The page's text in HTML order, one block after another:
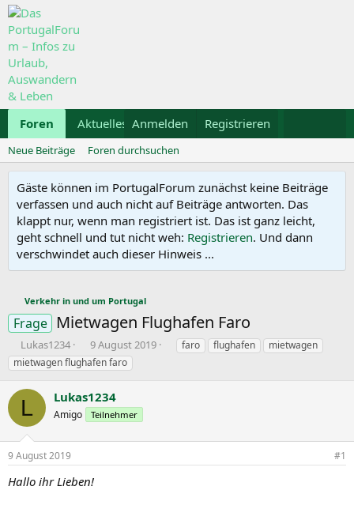
Foren Aktuelles Galerie Kalender
Anmelden Registrieren
Neue Beiträge Foren durchsuchen
Gäste können im PortugalForum zunächst keine Beiträge
verfassen und auch nicht auf Beiträge antworten. Das
klappt nur, wenn man registriert ist. Das ist ganz leicht,
geht schnell und tut nicht weh: Registrieren. Und dann
verschwindet auch dieser Hinweis ...
Verkehr in und um Portugal
Frage Mietwagen Flughafen Faro
E
r
s
t
e
l
e
r
Lukas1234
E
r
s
e
l
t
9 August 2019
S
o
faro flughafen
mietwagen
mietwagen flughafen faro
L Lukas1234
Amigo Teilnehmer
9 August 2019 #1
Hallo ihr Lieben!